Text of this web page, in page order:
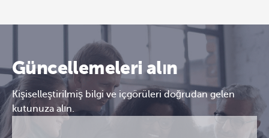
Güncellemeleri alın
Kişiselleştirilmiş bilgi ve içgörüleri doğrudan gelen
kutunuza alın.